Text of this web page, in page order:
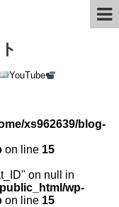
YouTube
xs962639/blog-
on line 15
on null in
wp-
on line 15